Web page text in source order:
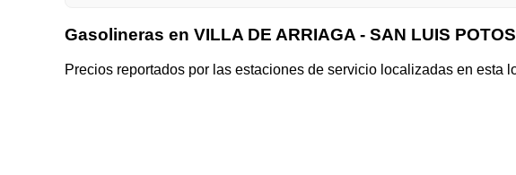
Gasolineras en VILLA DE ARRIAGA - SAN LUIS
Precios reportados por las estaciones de servicio localizadas en esta